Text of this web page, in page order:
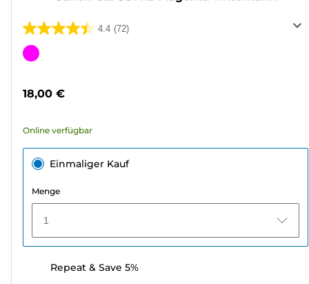
4.4 (72)
4.4
von
72
Farbpatrone
18,00 €
Online verfügbar
Einmaliger Kauf
Menge
1
Repeat & Save 5%